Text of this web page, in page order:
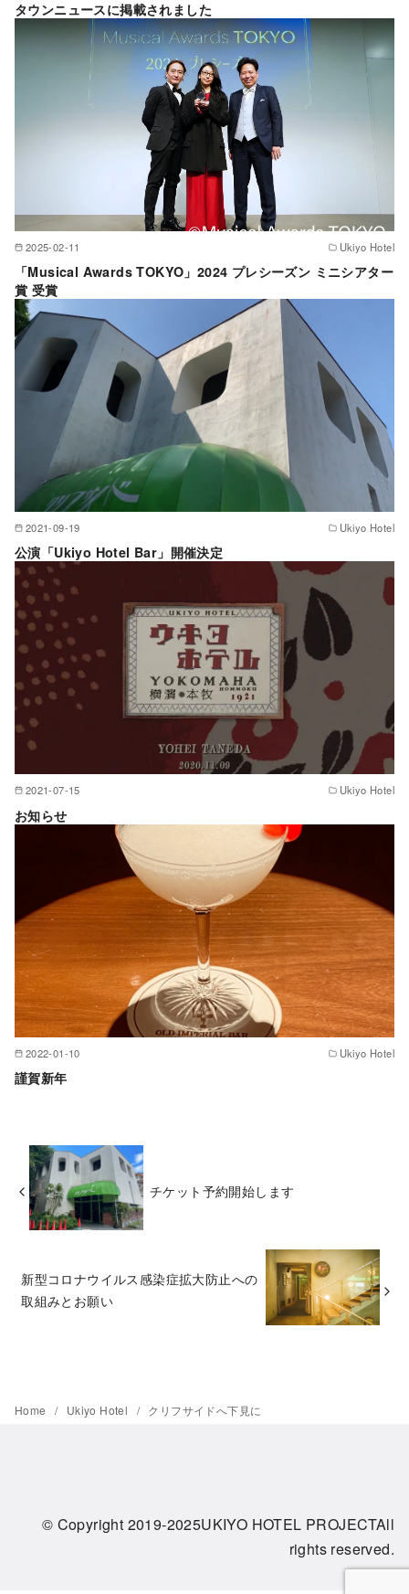
タウンニュースに掲載されました
2025-02-11 Ukiyo Hotel
「Musical Awards TOKYO」2024 プレシーズン ミニシアター
賞 受賞
2021-09-19 Ukiyo Hotel
公演「Ukiyo Hotel Bar」開催決定
2021-07-15 Ukiyo Hotel
お知らせ
2022-01-10 Ukiyo Hotel
謹賀新年
チケット予約開始します
新型コロナウイルス感染症拡大防止への
取組みとお願い
Home Ukiyo Hotel クリフサイドへ下見に
© Copyright 2019-2025UKIYO HOTEL PROJECTAll
rights reserved.